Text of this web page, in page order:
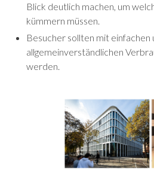
Blick deutlich machen, um
kümmern müssen.
Besucher sollten mit einfachen
allgemeinverständlichen
werden.